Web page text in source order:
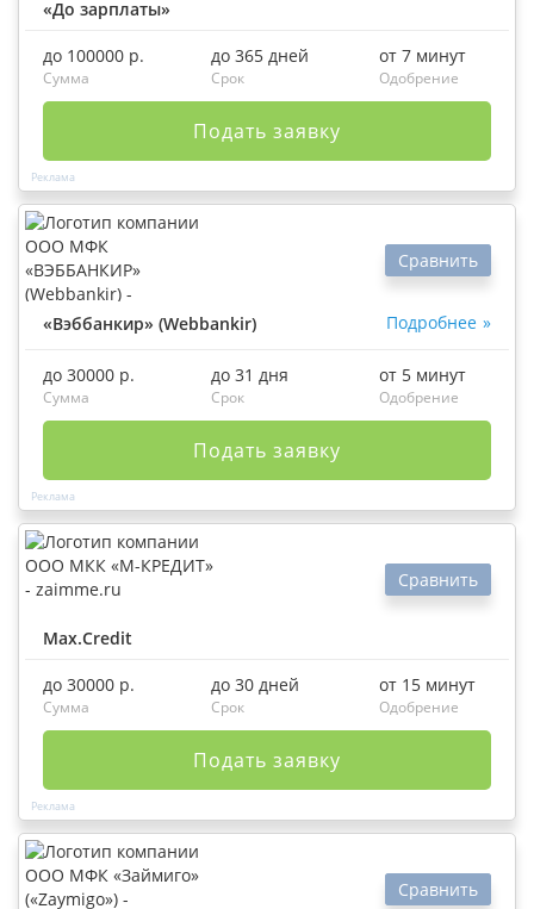
«До зарплаты»
до 100000 р.
Сумма
до 365 дней
Срок
от 7 минут
Одобрение
Подать заявку
«Вэббанкир» (Webbankir) Подробнее
Сравнить
до 30000 р.
Сумма
до 31 дня
Срок
от 5 минут
Одобрение
Подать заявку
Max.Credit
Сравнить
до 30000 р.
Сумма
до 30 дней
Срок
от 15 минут
Одобрение
Подать заявку
Сравнить